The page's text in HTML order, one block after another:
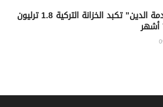
فاتورة “خدمة الدين” تكبد الخزانة التركية 1.8 ترليون